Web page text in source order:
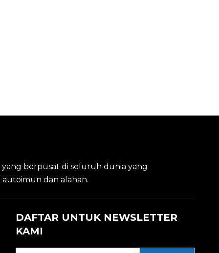
yang berpusat di seluruh dunia yang
dan alahan.
DAFTAR UNTUK NEWSLETTER
KAMI